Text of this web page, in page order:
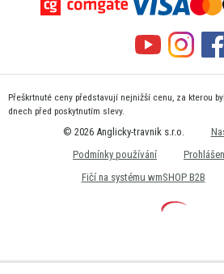
Přeškrtnuté ceny představují nejnižší cenu, za kterou
dnech před poskytnutím slevy.
© 2026 Anglicky-travnik s.r.o.
Podmínky používání
Fičí na systému wmSHOP B2B